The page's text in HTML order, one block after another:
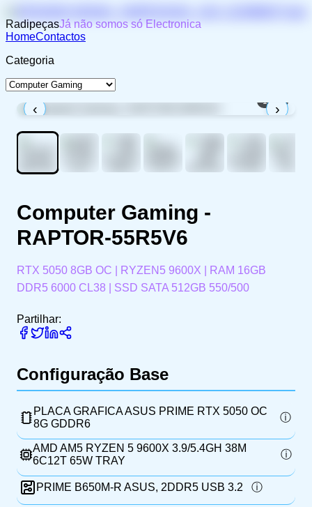
RadipeçasJá não somos só Electronica
HomeContactos
Categoria
‹ ›
1/
Computer Gaming -
RAPTOR-55R5V6
RTX 5050 8GB OC | RYZEN5 9600X | RAM 16GB
DDR5 6000 CL38 | SSD SATA 512GB 550/500
Partilhar:
Configuração Base
PLACA GRAFICA ASUS PRIME RTX 5050 OC
8G GDDR6
AMD AM5 RYZEN 5 9600X 3.9/5.4GH 38M
6C12T 65W TRAY
PRIME B650M-R ASUS, 2DDR5 USB 3.2